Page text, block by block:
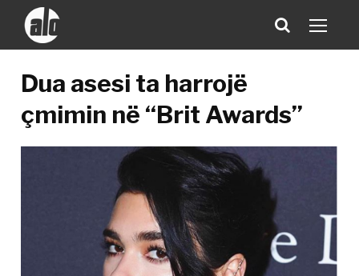
Dua asesi ta harrojë
çmimin në “Brit Awards”